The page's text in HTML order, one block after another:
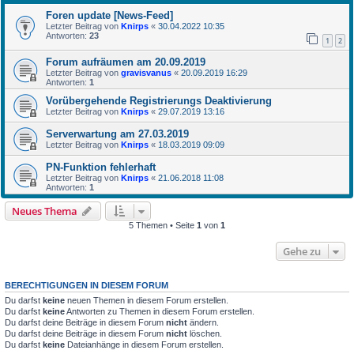
Foren update [News-Feed]
Letzter Beitrag von Knirps « 30.04.2022 10:35
Antworten: 23 1 2
Forum aufräumen am 20.09.2019
Letzter Beitrag von gravisvanus « 20.09.2019 16:29
Antworten: 1
Vorübergehende Registrierungs Deaktivierung
Letzter Beitrag von Knirps « 29.07.2019 13:16
Serverwartung am 27.03.2019
Letzter Beitrag von Knirps « 18.03.2019 09:09
PN-Funktion fehlerhaft
Letzter Beitrag von Knirps « 21.06.2018 11:08
Antworten: 1
Neues Thema
5 Themen • Seite 1 von 1
Gehe zu
BERECHTIGUNGEN IN DIESEM FORUM
Du darfst keine neuen Themen in diesem Forum erstellen.
Du darfst keineAntworten zu Themen in diesem Forum erstellen.
Du darfst deine Beiträge in diesem Forum nicht ändern.
Du darfst deine Beiträge in diesem Forum nicht löschen.
Du darfst keine Dateianhänge in diesem Forum erstellen.